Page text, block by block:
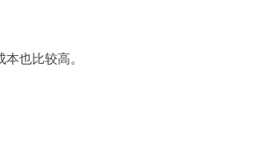
也比较高。